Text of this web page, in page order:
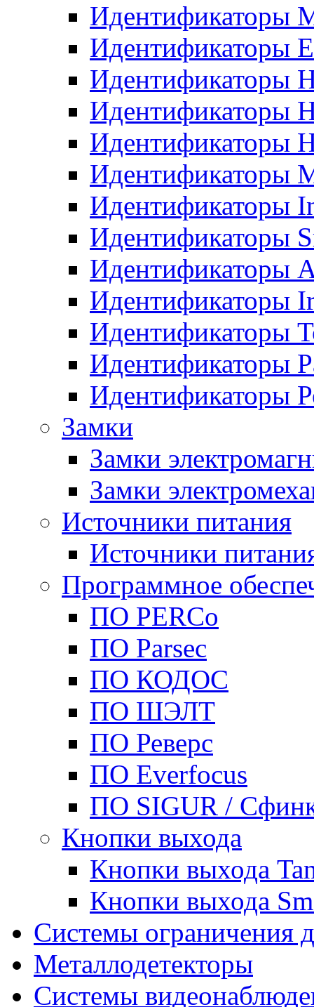
Идентификаторы
Идентификаторы
Идентификаторы
Идентификаторы
Идентификаторы
Идентификаторы
Идентификаторы
Идентификаторы
Идентификаторы
Идентификаторы
Идентификаторы
Идентификаторы
Идентификаторы
Замки
Замки
Замки
Источники питания
Источники
Программное
ПО PERCo
ПО Parsec
ПО КОДОС
ПО ШЭЛТ
ПО Реверс
ПО Everfocus
ПО SIGUR /
Кнопки выхода
Кнопки выхода
Кнопки выхода
Системы ограничения
Металлодетекторы
Системы